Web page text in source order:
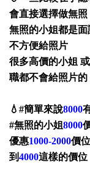
會直接選擇做無
無照的小姐都是
不方便給照片
很多高價的小姐
職都不會給照片
💧#簡單來說8000
#無照的小姐8000
優惠1000-2000價
到4000這樣的價位